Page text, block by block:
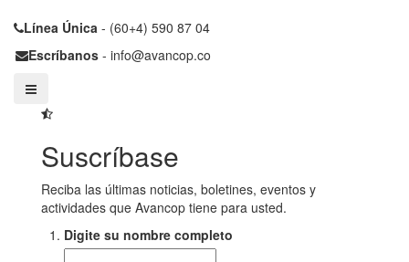
Línea Única - (60+4) 590 87 04
Escríbanos - info@avancop.co
Suscríbase
Reciba las últimas noticias, boletines, eventos y
actividades que Avancop tiene para usted.
Digite su nombre completo